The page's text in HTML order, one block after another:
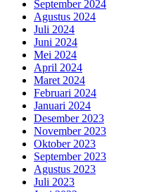
September 2024
Agustus 2024
Juli 2024
Juni 2024
Mei 2024
April 2024
Maret 2024
Februari 2024
Januari 2024
Desember 2023
November 2023
Oktober 2023
September 2023
Agustus 2023
Juli 2023